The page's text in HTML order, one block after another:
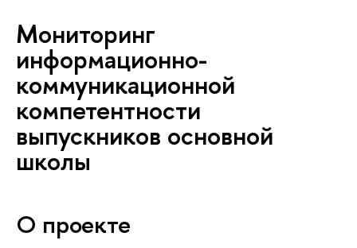
Мониторинг
информационно-
коммуникационной
компетентности
выпускников основной
школы
О проекте